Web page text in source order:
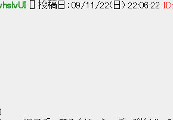
[] 投稿日：09/11/22(日) 22:06:22 ID: